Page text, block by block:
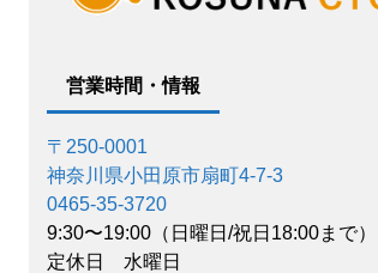
営業時間・情報
〒250-0001
神奈川県小田原市扇町4-7-3
0465-35-3720
9:30〜19:00（日曜日/祝日18:00まで）
定休日 水曜日